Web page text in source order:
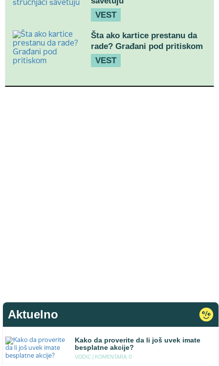
VEST
Šta ako kartice prestanu da
rade? Građani pod pritiskom
VEST
Aktuelno
Kako da proverite da li još uvek imate
besplatne akcije?
VODIC | KOMENTARA: 0